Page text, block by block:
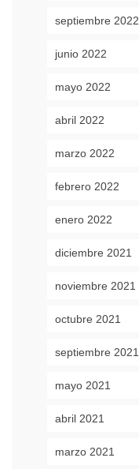
septiembre 2022
junio 2022
mayo 2022
abril 2022
marzo 2022
febrero 2022
enero 2022
diciembre 2021
noviembre 2021
octubre 2021
septiembre 2021
mayo 2021
abril 2021
marzo 2021